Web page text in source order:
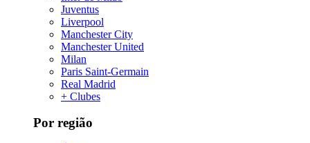
Juventus
Liverpool
Manchester City
Manchester United
Milan
Paris Saint-Germain
Real Madrid
+ Clubes
Por região